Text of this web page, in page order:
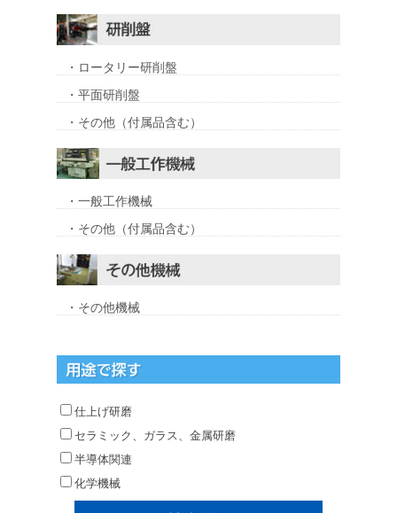
・ロータリー研削盤
・平面研削盤
・その他（付属品含む）
・一般工作機械
・その他（付属品含む）
・その他機械
仕上げ研磨
セラミック、ガラス、金属研磨
半導体関連
化学機械